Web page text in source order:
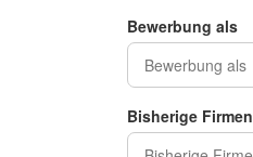
Bewerbung als
Bisherige Firmen